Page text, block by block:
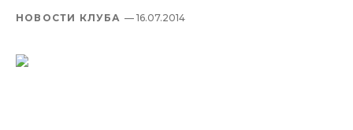
НОВОСТИ КЛУБА — 16.07.2014